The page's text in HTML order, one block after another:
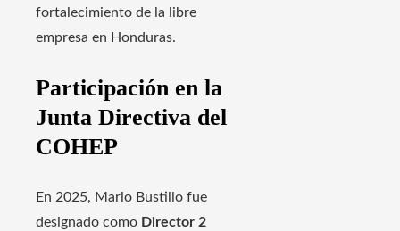
fortalecimiento de la libre
empresa en Honduras.
Participación en la
Junta Directiva del
COHEP
En 2025, Mario Bustillo fue
designado como Director 2